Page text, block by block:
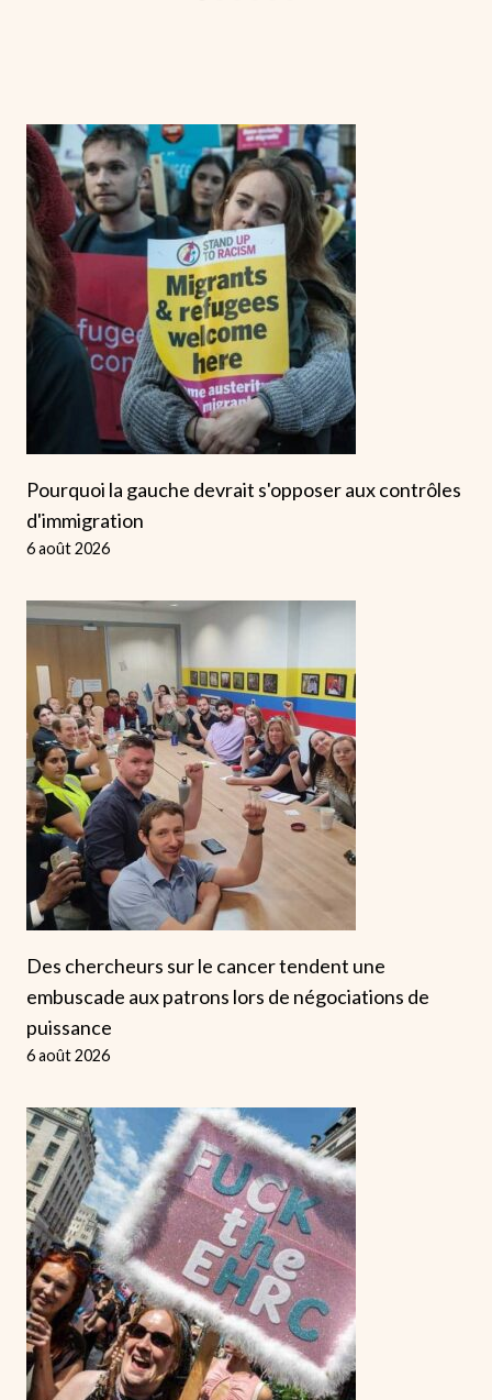
Pourquoi la gauche devrait s'opposer aux contrôles
d'immigration
6 août 2026
Des chercheurs sur le cancer tendent une
embuscade aux patrons lors de négociations de
puissance
6 août 2026